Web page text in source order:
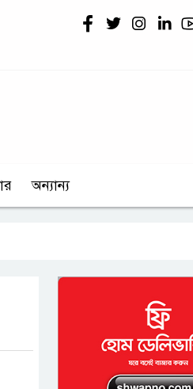
অন্যান্য